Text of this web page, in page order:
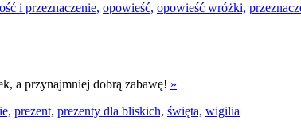
i przeznaczenie, opowieść, opowieść wróżki,
a przynajmniej dobrą zabawę! »
prezent, prezenty dla bliskich, święta, wigilia